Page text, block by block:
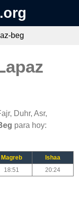
.org
beg
Duhr, Asr,
para hoy:
Magreb
Ishaa
18:51 20:24